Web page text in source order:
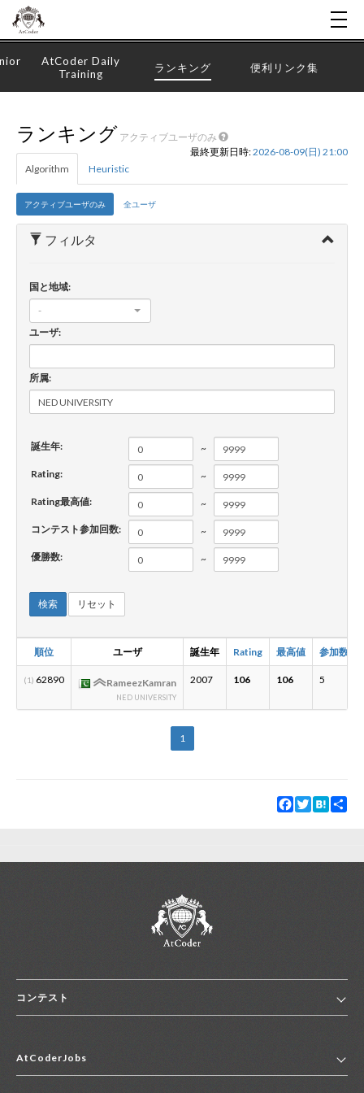
EN
新規登録
AtCoder Daily
Training
ランキング 便利リンク集
ランキング アクティブユーザのみ
最終更新日時:2026-08-09(日) 21:00
Algorithm
Heuristic
アクティブユーザのみ 全ユーザ
フィルタ
国と地域:
-
ユーザ:
所属:
誕生年: ~
Rating: ~
Rating最高値: ~
コンテスト参加回数: ~
優勝数: ~
検索 リセット
順位 ユーザ 誕生年 Rating 最高値 参加数
(1) 62890 RameezKamran
NED UNIVERSITY
2007 106 106 5
1
Facebook
TwitterHatena
コンテスト
コンテスト一覧
AtCoderJobs